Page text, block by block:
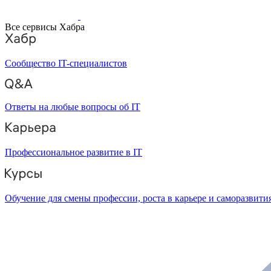
Все сервисы Хабра
Сообщество IT-специалистов
Ответы на любые вопросы об IT
Профессиональное развитие в IT
Обучение для смены профессии, роста в карьере и